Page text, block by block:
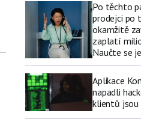
Po těchto
prodejci po
okamžitě
zaplatí
Naučte se je
Aplikace
napadli
klientů jsou